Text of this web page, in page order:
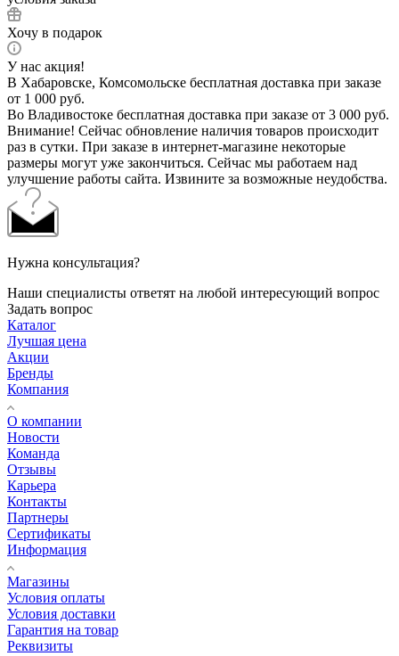
Хочу в подарок
У нас акция!
В Хабаровске, Комсомольске бесплатная доставка при заказе
от 1 000 руб.
Во Владивостоке бесплатная доставка при заказе от 3 000 руб.
Внимание! Сейчас обновление наличия товаров происходит
раз в сутки. При заказе в интернет-магазине некоторые
размеры могут уже закончиться. Сейчас мы работаем над
улучшение работы сайта. Извините за возможные неудобства.
Нужна консультация?
Наши специалисты ответят на любой интересующий вопрос
Задать вопрос
Каталог
Лучшая цена
Акции
Бренды
Компания
О компании
Новости
Команда
Отзывы
Карьера
Контакты
Партнеры
Сертификаты
Информация
Магазины
Условия оплаты
Условия доставки
Гарантия на товар
Реквизиты